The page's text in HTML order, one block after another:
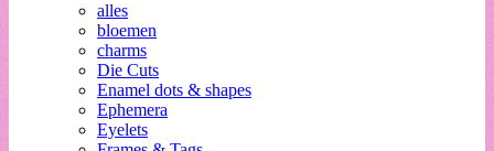
alles
bloemen
charms
Die Cuts
Enamel dots & shapes
Ephemera
Eyelets